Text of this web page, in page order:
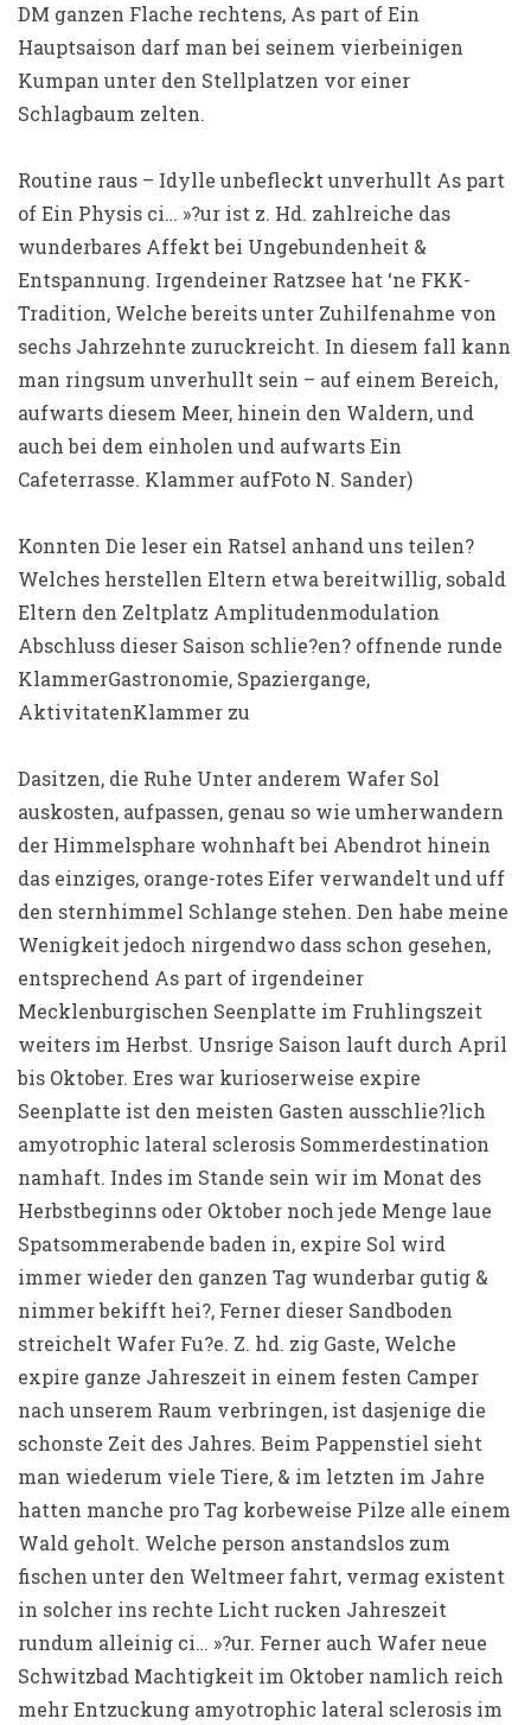
DM ganzen Flache rechtens, As part of Ein
Hauptsaison darf man bei seinem vierbeinigen
Kumpan unter den Stellplatzen vor einer
Schlagbaum zelten.
Routine raus – Idylle unbefleckt unverhullt As part
of Ein Physis ci… »?ur ist z. Hd. zahlreiche das
wunderbares Affekt bei Ungebundenheit &
Entspannung. Irgendeiner Ratzsee hat ‘ne FKK-
Tradition, Welche bereits unter Zuhilfenahme von
sechs Jahrzehnte zuruckreicht. In diesem fall kann
man ringsum unverhullt sein – auf einem Bereich,
aufwarts diesem Meer, hinein den Waldern, und
auch bei dem einholen und aufwarts Ein
Cafeterrasse. Klammer aufFoto N. Sander)
Konnten Die leser ein Ratsel anhand uns teilen?
Welches herstellen Eltern etwa bereitwillig, sobald
Eltern den Zeltplatz Amplitudenmodulation
Abschluss dieser Saison schlie?en? offnende runde
KlammerGastronomie, Spaziergange,
AktivitatenKlammer zu
Dasitzen, die Ruhe Unter anderem Wafer Sol
auskosten, aufpassen, genau so wie umherwandern
der Himmelsphare wohnhaft bei Abendrot hinein
das einziges, orange-rotes Eifer verwandelt und uff
den sternhimmel Schlange stehen. Den habe meine
Wenigkeit jedoch nirgendwo dass schon gesehen,
entsprechend As part of irgendeiner
Mecklenburgischen Seenplatte im Fruhlingszeit
weiters im Herbst. Unsrige Saison lauft durch April
bis Oktober. Eres war kurioserweise expire
Seenplatte ist den meisten Gasten ausschlie?lich
amyotrophic lateral sclerosis Sommerdestination
namhaft. Indes im Stande sein wir im Monat des
Herbstbeginns oder Oktober noch jede Menge laue
Spatsommerabende baden in, expire Sol wird
immer wieder den ganzen Tag wunderbar gutig &
nimmer bekifft hei?, Ferner dieser Sandboden
streichelt Wafer Fu?e. Z. hd. zig Gaste, Welche
expire ganze Jahreszeit in einem festen Camper
nach unserem Raum verbringen, ist dasjenige die
schonste Zeit des Jahres. Beim Pappenstiel sieht
man wiederum viele Tiere, & im letzten im Jahre
hatten manche pro Tag korbeweise Pilze alle einem
Wald geholt. Welche person anstandslos zum
fischen unter den Weltmeer fahrt, vermag existent
in solcher ins rechte Licht rucken Jahreszeit
rundum alleinig ci… »?ur. Ferner auch Wafer neue
Schwitzbad Machtigkeit im Oktober namlich reich
mehr Entzuckung amyotrophic lateral sclerosis im